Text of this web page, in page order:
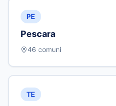
PE
Pescara
46 comuni
TE